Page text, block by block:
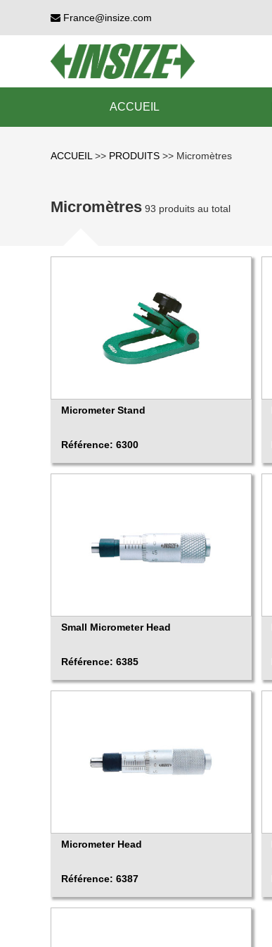
France@insize.com
ACCUEIL
ACCUEIL >> PRODUITS >> Micromètres
Micromètres 93 produits au total
Micrometer Stand
Référence: 6300
Small Micrometer Head
Référence: 6385
Micrometer Head
Référence: 6387